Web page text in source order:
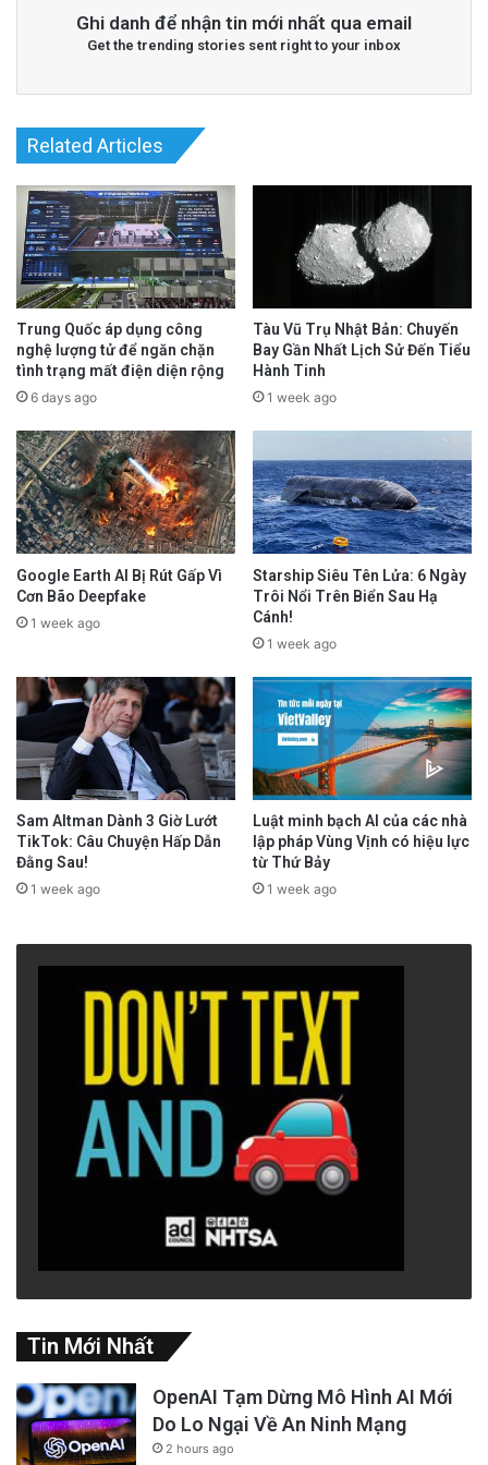
Ghi danh để nhận tin mới nhất qua email
Get the trending stories sent right to your inbox
Related Articles
Trung Quốc áp dụng công
nghệ lượng tử để ngăn chặn
tình trạng mất điện diện rộng
6 days ago
Tàu Vũ Trụ Nhật Bản: Chuyến
Bay Gần Nhất Lịch Sử Đến Tiểu
Hành Tinh
1 week ago
Google Earth AI Bị Rút Gấp Vì
Cơn Bão Deepfake
1 week ago
Starship Siêu Tên Lửa: 6 Ngày
Trôi Nổi Trên Biển Sau Hạ
Cánh!
1 week ago
Sam Altman Dành 3 Giờ Lướt
TikTok: Câu Chuyện Hấp Dẫn
Đằng Sau!
1 week ago
Luật minh bạch AI của các nhà
lập pháp Vùng Vịnh có hiệu lực
từ Thứ Bảy
1 week ago
Tin Mới Nhất
OpenAI Tạm Dừng Mô Hình AI Mới
Do Lo Ngại Về An Ninh Mạng
2 hours ago